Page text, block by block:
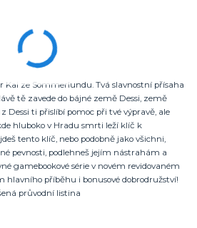
Kai ze Sommerlundu. Tvá slavnostní přísaha
tě zavede do bájné země Dessi, země
Dessi ti přislíbí pomoc při tvé výpravě, ale
hluboko v Hradu smrti leží klíč k
tento klíč, nebo podobně jako všichni,
pevnosti, podlehneš jejím nástrahám a
gamebookové série v novém revidovaném
hlavního příběhu i bonusové dobrodružství!
průvodní listina